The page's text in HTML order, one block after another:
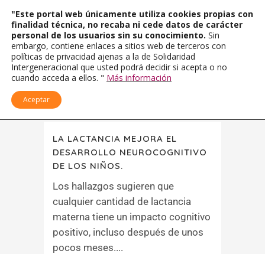
LA LACTANCIA MEJORA EL
DESARROLLO NEUROCOGNITIVO
DE LOS NIÑOS.
Los hallazgos sugieren que
cualquier cantidad de lactancia
materna tiene un impacto cognitivo
positivo, incluso después de unos
pocos meses....
"Este portal web únicamente utiliza cookies propias con
finalidad técnica, no recaba ni cede datos de carácter
personal de los usuarios sin su conocimiento. Sin
embargo, contiene enlaces a sitios web de terceros con
políticas de privacidad ajenas a la de Solidaridad
Intergeneracional que usted podrá decidir si acepta o no
cuando acceda a ellos. " Más información
Aceptar